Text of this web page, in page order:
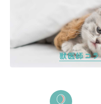
獣医師コ